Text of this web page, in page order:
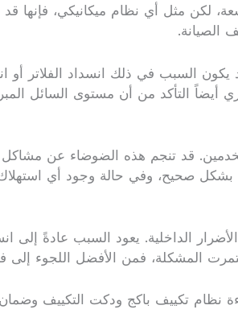
لكن مثل أي نظام ميكانيكي، فإنها
الصيانة.
يكون السبب في ذلك انسداد الفلاتر
أيضاً التأكد من أن مستوى السائل
قد تنجم هذه الضوضاء عن مشاكل
صحيح، وفي حالة وجود أي استهلاك
الداخلية. يعود السبب عادةً إلى
المشكلة، فمن الأفضل اللجوء إلى
نظام تكييف باكج ودكت التكييف